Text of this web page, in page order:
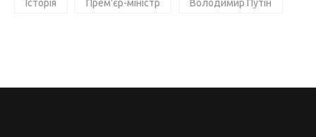
Історія Прем'єр-міністр Володимир Путін